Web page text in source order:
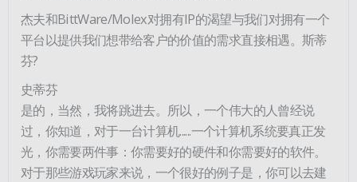
杰夫和BittWare/Molex对拥有IP的渴望与我们对拥有一个
平台以提供我们想带给客户的价值的需求直接相遇。斯蒂
芬?
史蒂芬
是的，当然，我将跳进去。所以，一个伟大的人曾经说
过，你知道，对于一台计算机......一个计算机系统要真正发
光，你需要两件事：你需要好的硬件和你需要好的软件。
对于那些游戏玩家来说，一个很好的例子是，你可以去建